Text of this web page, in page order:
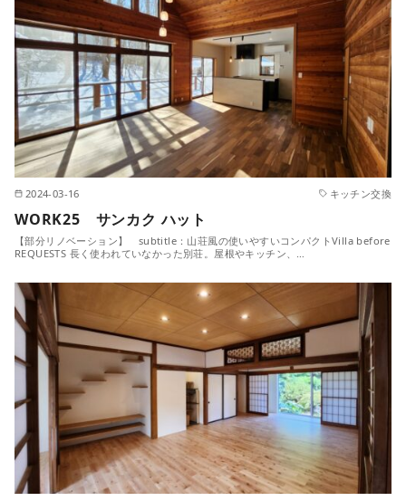
2024-03-16 キッチン交換
WORK25 サンカク ハット
【部分リノベーション】 subtitle：山荘風の使いやすいコンパクトVilla before
REQUESTS 長く使われていなかった別荘。屋根やキッチン、…